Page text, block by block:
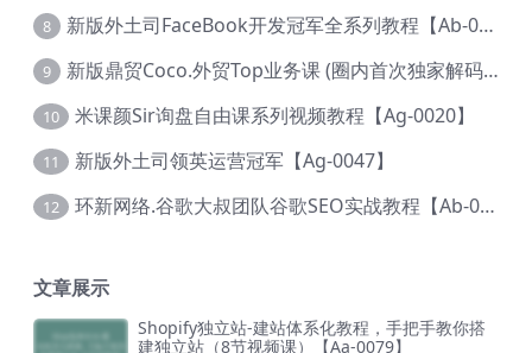
8 新版外土司FaceBook开发冠军全系列教程【Ab-0021】
9 新版鼎贸Coco.外贸Top业务课 (圈内首次独家解码|460节课)【Ag-0091】
10 米课颜Sir询盘自由课系列视频教程【Ag-0020】
11 新版外土司领英运营冠军【Ag-0047】
12 环新网络.谷歌大叔团队谷歌SEO实战教程【Ab-0024】
文章展示
Shopify独立站-建站体系化教程，手把手教你搭
建独立站（8节视频课）【Aa-0079】